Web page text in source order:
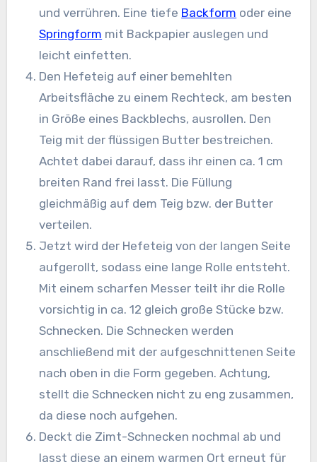
und verrühren. Eine tiefe Backform oder eine
Springform mit Backpapier auslegen und
leicht einfetten.
Den Hefeteig auf einer bemehlten
Arbeitsfläche zu einem Rechteck, am besten
in Größe eines Backblechs, ausrollen. Den
Teig mit der flüssigen Butter bestreichen.
Achtet dabei darauf, dass ihr einen ca. 1 cm
breiten Rand frei lasst. Die Füllung
gleichmäßig auf dem Teig bzw. der Butter
verteilen.
Jetzt wird der Hefeteig von der langen Seite
aufgerollt, sodass eine lange Rolle entsteht.
Mit einem scharfen Messer teilt ihr die Rolle
vorsichtig in ca. 12 gleich große Stücke bzw.
Schnecken. Die Schnecken werden
anschließend mit der aufgeschnittenen Seite
nach oben in die Form gegeben. Achtung,
stellt die Schnecken nicht zu eng zusammen,
da diese noch aufgehen.
Deckt die Zimt-Schnecken nochmal ab und
lasst diese an einem warmen Ort erneut für